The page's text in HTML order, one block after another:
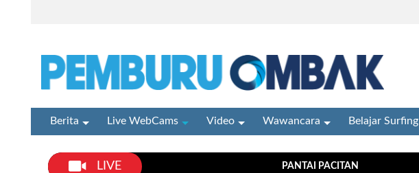
Berita Live WebCams Video Wawancara Belajar Surfing
LIVE PANTAI PACITAN